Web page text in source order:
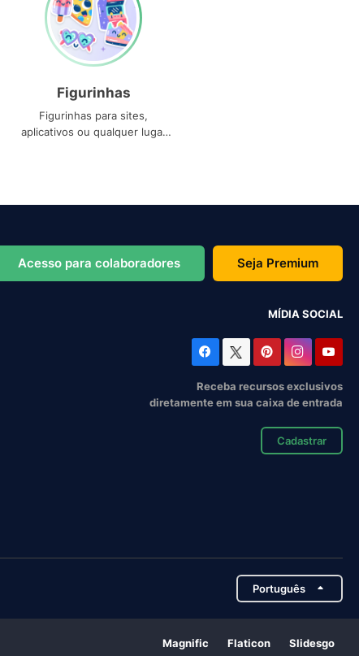
Figurinhas
Figurinhas para sites,
aplicativos ou qualquer lugar
Acesso para colaboradores Seja Premium
MÍDIA SOCIAL
Receba recursos exclusivos
diretamente em sua caixa de entrada
Cadastrar
Português
Magnific Flaticon Slidesgo